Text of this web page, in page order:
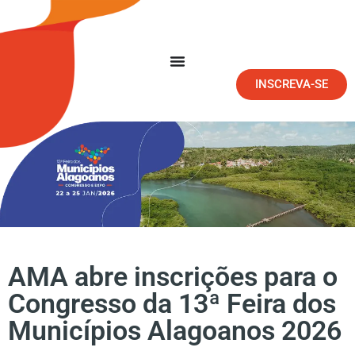
INSCREVA-SE
AMA abre inscrições para o
Congresso da 13ª Feira dos
Municípios Alagoanos 2026